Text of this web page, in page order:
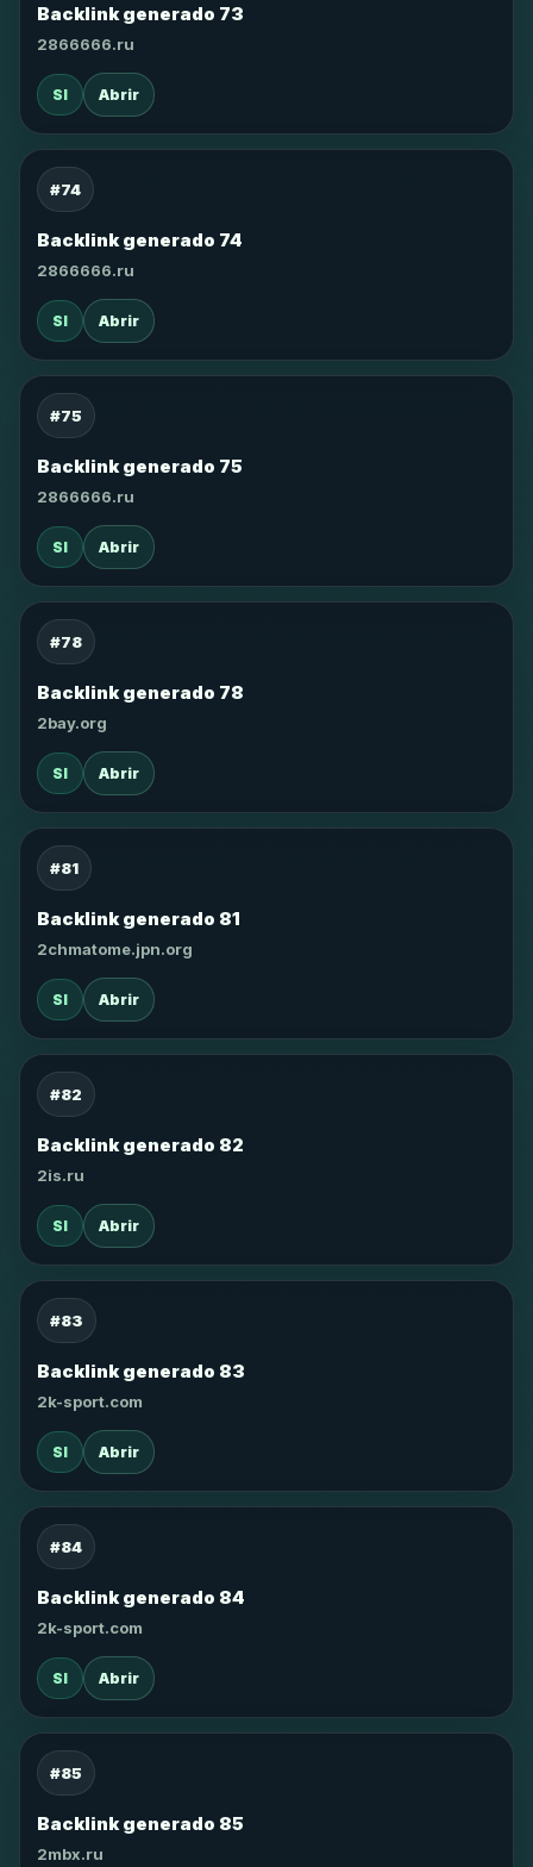
Backlink generado 73
2866666.ru
SI Abrir
#74
Backlink generado 74
2866666.ru
SI Abrir
#75
Backlink generado 75
2866666.ru
SI Abrir
#78
Backlink generado 78
2bay.org
SI Abrir
#81
Backlink generado 81
2chmatome.jpn.org
SI Abrir
#82
Backlink generado 82
2is.ru
SI Abrir
#83
Backlink generado 83
2k-sport.com
SI Abrir
#84
Backlink generado 84
2k-sport.com
SI Abrir
#85
Backlink generado 85
2mbx.ru